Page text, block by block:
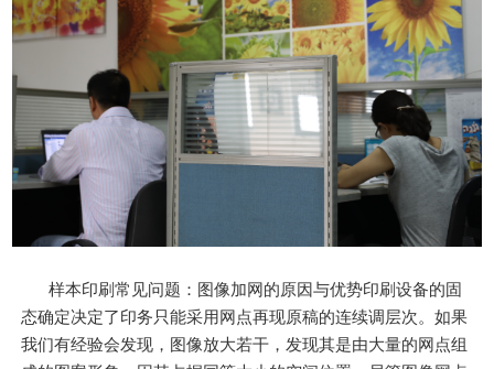
样本印刷常见问题：图像加网的原因与优势印刷设备的固
态确定决定了印务只能采用网点再现原稿的连续调层次。如果
我们有经验会发现，图像放大若干，发现其是由大量的网点组